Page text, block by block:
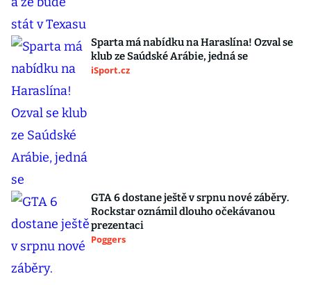
Sparta má nabídku na Haraslína! Ozval se
klub ze Saúdské Arábie, jedná se
iSport.cz
GTA 6 dostane ještě v srpnu nové záběry.
Rockstar oznámil dlouho očekávanou
prezentaci
Poggers